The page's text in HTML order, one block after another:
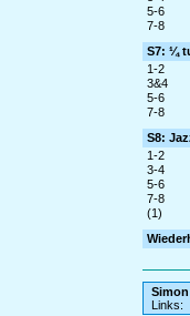
5-6
7-8
S7: ¼
1-2
3&4
5-6
7-8
S8:
1-2
3-4
5-6
7-8
(1)
Simon
Links: